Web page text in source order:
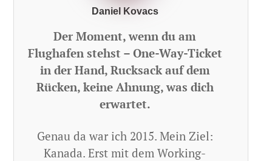
Daniel Kovacs
Der Moment, wenn du am
Flughafen stehst – One-Way-Ticket
in der Hand, Rucksack auf dem
Rücken, keine Ahnung, was dich
erwartet.
Genau da war ich 2015. Mein Ziel:
Kanada. Erst mit dem Working-